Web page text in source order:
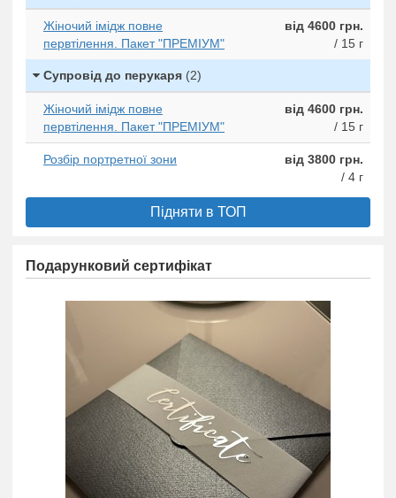
Жіночий імідж повне
первтілення. Пакет "ПРЕМІУМ"
від 4600 грн.
/ 15 г
Супровід до перукаря (2)
Жіночий імідж повне
первтілення. Пакет "ПРЕМІУМ"
від 4600 грн.
/ 15 г
Розбір портретної зони
від 3800 грн.
/ 4 г
Підняти в ТОП
Подарунковий сертифікат